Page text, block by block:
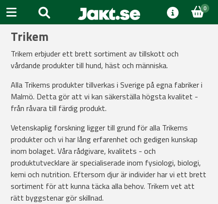
0
Trikem
Trikem erbjuder ett brett sortiment av tillskott och
vårdande produkter till hund, häst och människa.
Alla Trikems produkter tillverkas i Sverige på egna fabriker i
Malmö. Detta gör att vi kan säkerställa högsta kvalitet -
från råvara till färdig produkt.
Vetenskaplig forskning ligger till grund för alla Trikems
produkter och vi har lång erfarenhet och gedigen kunskap
inom bolaget. Våra rådgivare, kvalitets - och
produktutvecklare är specialiserade inom fysiologi, biologi,
kemi och nutrition. Eftersom djur är individer har vi ett brett
sortiment för att kunna täcka alla behov. Trikem vet att
rätt byggstenar gör skillnad.